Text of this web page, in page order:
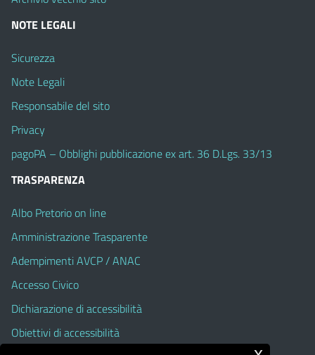
NOTE LEGALI
Sicurezza
Note Legali
Responsabile del sito
Privacy
pagoPA – Obblighi pubblicazione ex art. 36 D.Lgs. 33/13
TRASPARENZA
Albo Pretorio on line
Amministrazione Trasparente
Adempimenti AVCP / ANAC
Accesso Civico
Dichiarazione di accessibilità
Obiettivi di accessibilità